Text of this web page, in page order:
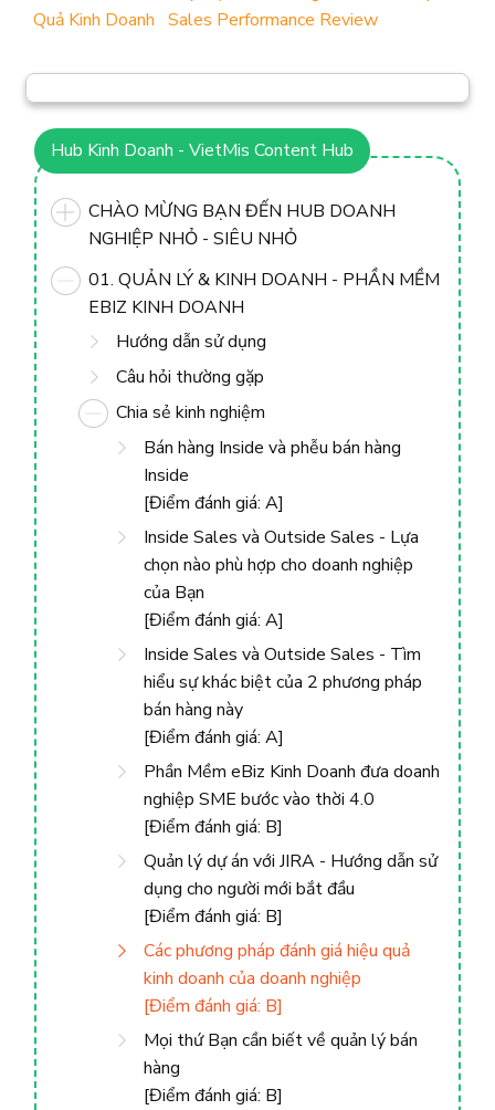
Quả Kinh Doanh
Sales Performance Review
Hub Kinh Doanh - VietMis Content Hub
CHÀO MỪNG BẠN ĐẾN HUB DOANH
NGHIỆP NHỎ - SIÊU NHỎ
01. QUẢN LÝ & KINH DOANH - PHẦN MỀM
EBIZ KINH DOANH
Hướng dẫn sử dụng
Câu hỏi thường gặp
Chia sẻ kinh nghiệm
Bán hàng Inside và phễu bán hàng
Inside
[Điểm đánh giá: A]
Inside Sales và Outside Sales - Lựa
chọn nào phù hợp cho doanh nghiệp
của Bạn
[Điểm đánh giá: A]
Inside Sales và Outside Sales - Tìm
hiểu sự khác biệt của 2 phương pháp
bán hàng này
[Điểm đánh giá: A]
Phần Mềm eBiz Kinh Doanh đưa doanh
nghiệp SME bước vào thời 4.0
[Điểm đánh giá: B]
Quản lý dự án với JIRA - Hướng dẫn sử
dụng cho người mới bắt đầu
[Điểm đánh giá: B]
Các phương pháp đánh giá hiệu quả
kinh doanh của doanh nghiệp
[Điểm đánh giá: B]
Mọi thứ Bạn cần biết về quản lý bán
hàng
[Điểm đánh giá: B]